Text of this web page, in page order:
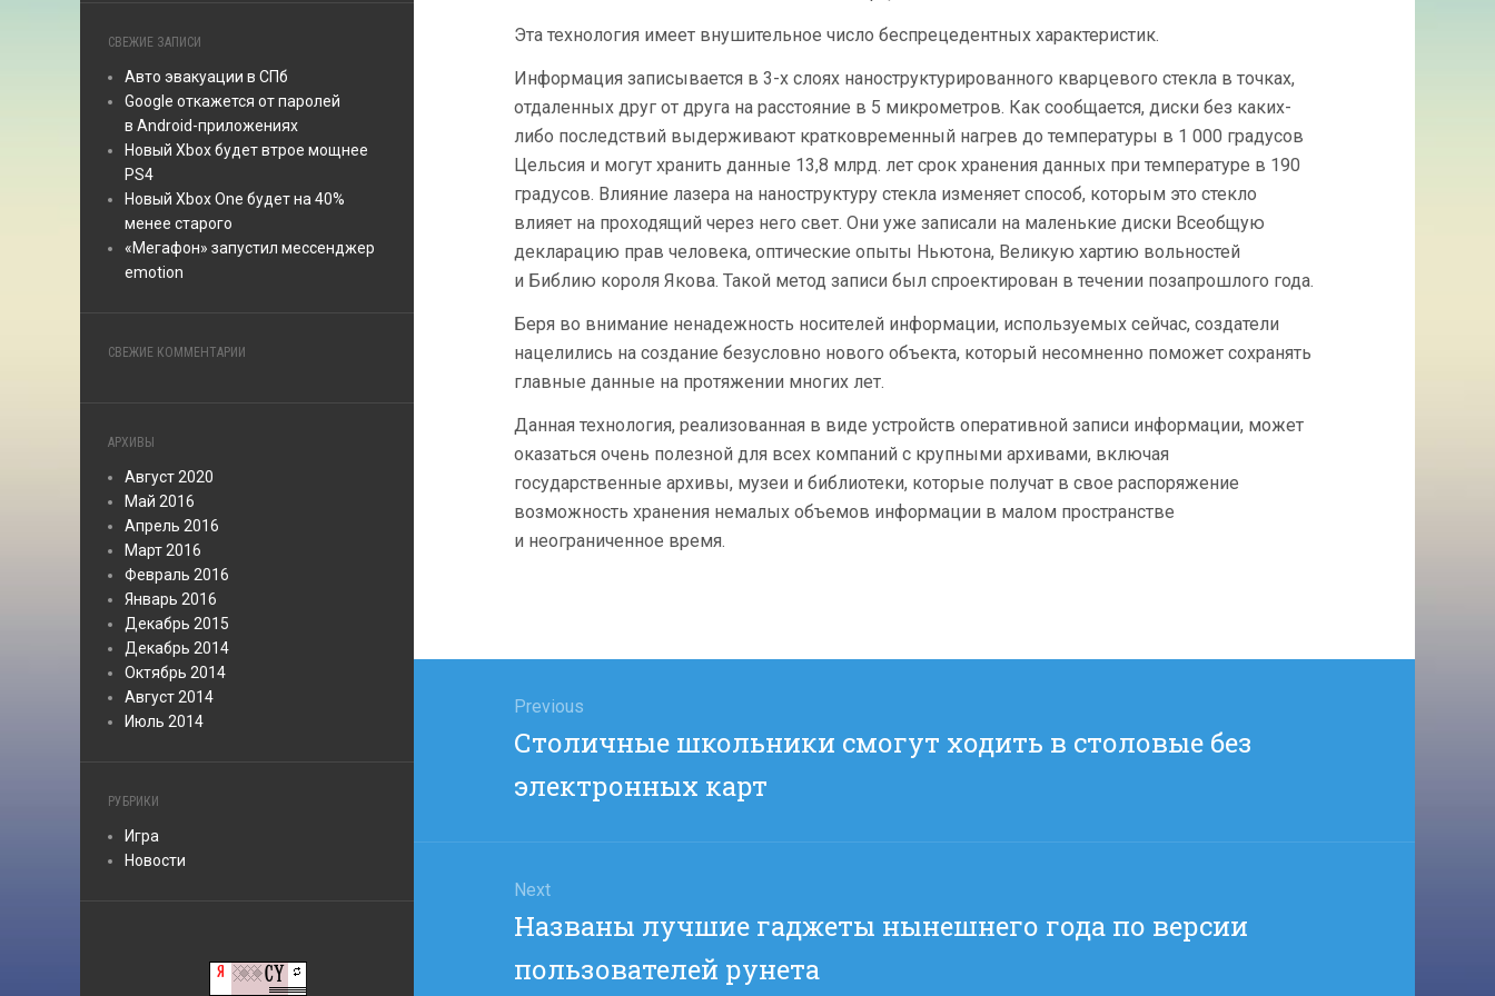
СВЕЖИЕ ЗАПИСИ
Авто эвакуации в СПб
Google откажется от паролей
в Android-приложениях
Новый Xbox будет втрое мощнее
PS4
Новый Xbox One будет на 40%
менее старого
«Мегафон» запустил мессенджер
emotion
СВЕЖИЕ КОММЕНТАРИИ
АРХИВЫ
Август 2020
Май 2016
Апрель 2016
Март 2016
Февраль 2016
Январь 2016
Декабрь 2015
Декабрь 2014
Октябрь 2014
Август 2014
Июль 2014
РУБРИКИ
Игра
Новости
ПЯТИМЕРНЫХ
ДАСТ
ВОЗМОЖНОСТЬ
ВСЮ
ИСТОРИЮ
ЧЕЛОВЕЧЕСТВА
Эта технология имеет внушительное число беспрецедентных характеристик.
Информация записывается в 3-х слоях наноструктурированного кварцевого стекла в точках,
отдаленных друг от друга на расстояние в 5 микрометров. Как сообщается, диски без каких-
либо последствий выдерживают кратковременный нагрев до температуры в 1 000 градусов
Цельсия и могут хранить данные 13,8 млрд. лет срок хранения данных при температуре в 190
градусов. Влияние лазера на наноструктуру стекла изменяет способ, которым это стекло
влияет на проходящий через него свет. Они уже записали на маленькие диски Всеобщую
декларацию прав человека, оптические опыты Ньютона, Великую хартию вольностей
и Библию короля Якова. Такой метод записи был спроектирован в течении позапрошлого года.
Беря во внимание ненадежность носителей информации, используемых cейчас, создатели
нацелились на создание безусловно нового объекта, который несомненно поможет сохранять
главные данные на протяжении многих лет.
Данная технология, реализованная в виде устройств оперативной записи информации, может
оказаться очень полезной для всех компаний с крупными архивами, включая
государственные архивы, музеи и библиотеки, которые получат в свое распоряжение
возможность хранения немалых объемов информации в малом пространстве
и неограниченное время.
записям
Previous
Previous
Столичные школьники смогут ходить в столовые без
электронных карт
Next
Next
Названы лучшие гаджеты нынешнего года по версии
пользователей рунета